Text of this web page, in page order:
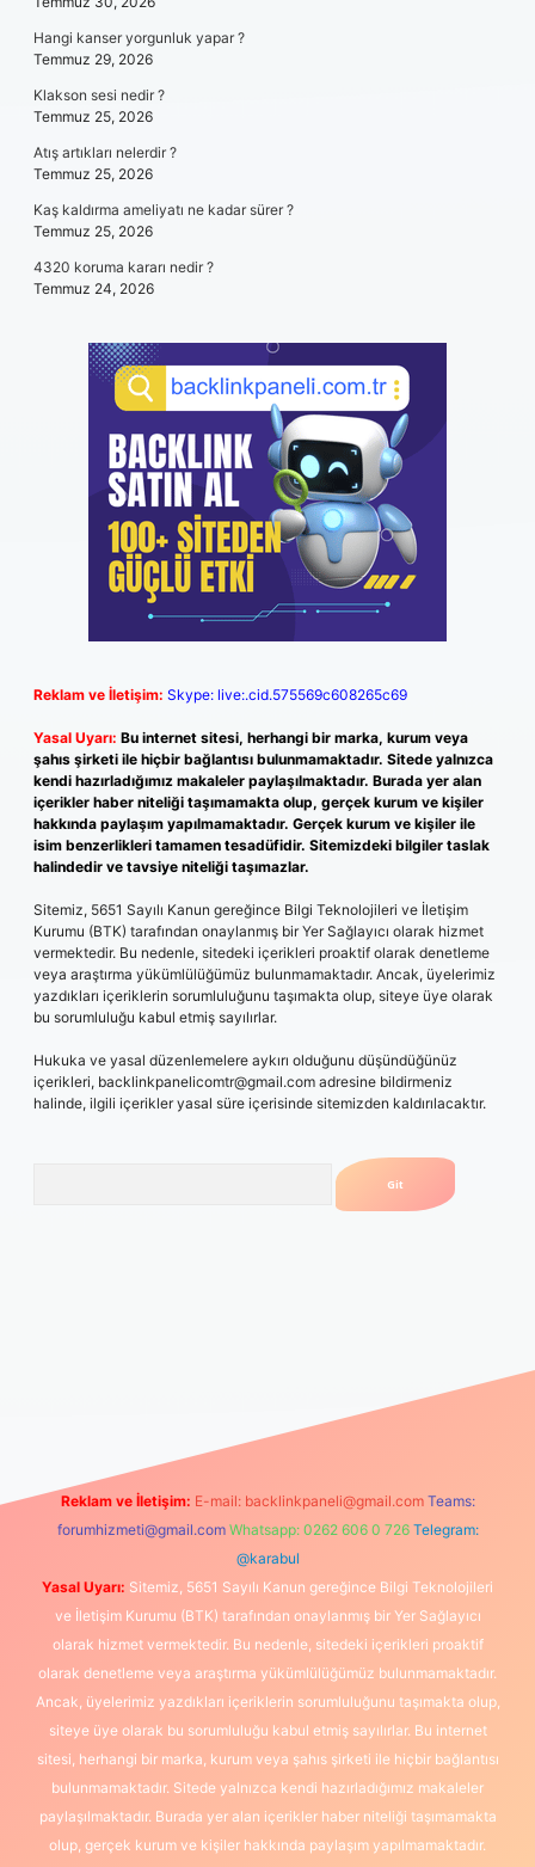
Hangi kanser yorgunluk yapar ?
Temmuz 29, 2026
Klakson sesi nedir ?
Temmuz 25, 2026
Atış artıkları nelerdir ?
Temmuz 25, 2026
Kaş kaldırma ameliyatı ne kadar sürer ?
Temmuz 25, 2026
4320 koruma kararı nedir ?
Temmuz 24, 2026
Reklam ve İletişim: Skype: live:.cid.575569c608265c69
Yasal Uyarı: Bu internet sitesi, herhangi bir marka, kurum veya
şahıs şirketi ile hiçbir bağlantısı bulunmamaktadır. Sitede yalnızca
kendi hazırladığımız makaleler paylaşılmaktadır. Burada yer alan
içerikler haber niteliği taşımamakta olup, gerçek kurum ve kişiler
hakkında paylaşım yapılmamaktadır. Gerçek kurum ve kişiler ile
isim benzerlikleri tamamen tesadüfidir. Sitemizdeki bilgiler taslak
halindedir ve tavsiye niteliği taşımazlar.
Sitemiz, 5651 Sayılı Kanun gereğince Bilgi Teknolojileri ve İletişim
Kurumu (BTK) tarafından onaylanmış bir Yer Sağlayıcı olarak hizmet
vermektedir. Bu nedenle, sitedeki içerikleri proaktif olarak denetleme
veya araştırma yükümlülüğümüz bulunmamaktadır. Ancak, üyelerimiz
yazdıkları içeriklerin sorumluluğunu taşımakta olup, siteye üye olarak
bu sorumluluğu kabul etmiş sayılırlar.
Hukuka ve yasal düzenlemelere aykırı olduğunu düşündüğünüz
içerikleri, backlinkpanelicomtr@gmail.com adresine bildirmeniz
halinde, ilgili içerikler yasal süre içerisinde sitemizden kaldırılacaktır.
Reklam ve İletişim: E-mail: backlinkpaneli@gmail.com Teams:
forumhizmeti@gmail.com Whatsapp: 0262 606 0 726 Telegram:
@karabul
Yasal Uyarı: Sitemiz, 5651 Sayılı Kanun gereğince Bilgi Teknolojileri
ve İletişim Kurumu (BTK) tarafından onaylanmış bir Yer Sağlayıcı
olarak hizmet vermektedir. Bu nedenle, sitedeki içerikleri proaktif
olarak denetleme veya araştırma yükümlülüğümüz bulunmamaktadır.
Ancak, üyelerimiz yazdıkları içeriklerin sorumluluğunu taşımakta olup,
siteye üye olarak bu sorumluluğu kabul etmiş sayılırlar. Bu internet
sitesi, herhangi bir marka, kurum veya şahıs şirketi ile hiçbir bağlantısı
bulunmamaktadır. Sitede yalnızca kendi hazırladığımız makaleler
paylaşılmaktadır. Burada yer alan içerikler haber niteliği taşımamakta
olup, gerçek kurum ve kişiler hakkında paylaşım yapılmamaktadır.